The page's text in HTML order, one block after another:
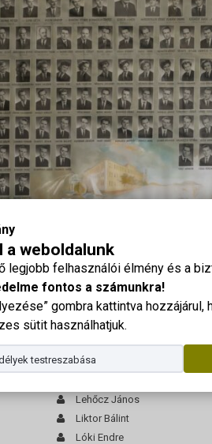
a weboldalunk
legjobb felhasználói élmény és a
fontos a számunkra!
gombra kattintva hozzájárul,
sütit használhatjuk.
testreszabása
ide kattintva megtekinthető
Király Károly
Kovács Lajos
Kunics Sándor
Lehőcz János
Liktor Bálint
Lóki Endre